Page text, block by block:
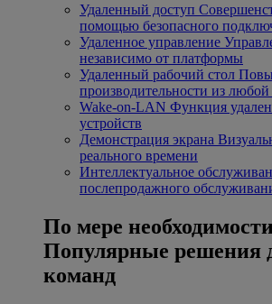
Удаленный доступ
помощью безопасного
Удаленное управление
независимо от платформы
Удаленный рабочий стол
производительности из
Wake-on-LAN Функция
устройств
Демонстрация экрана
реального времени
Интеллектуальное
послепродажного
По мере необходимости
Популярные решения
команд